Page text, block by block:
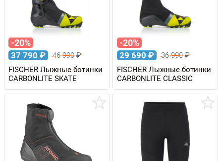
-20%
37 790 ₽ 46 990₽
FISCHER Лыжные ботинки
CARBONLITE SKATE
-20%
29 690 ₽ 36 990₽
FISCHER Лыжные ботинки
CARBONLITE CLASSIC